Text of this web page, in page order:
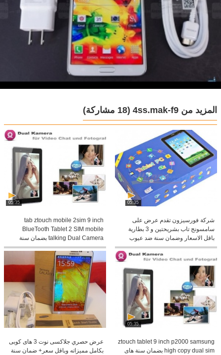
المزيد من 4ss.mak-f9 (18 مشاركة)
05:35
شركة فورسيزون تقدم عرض على
سامسونج تاب بشريحتين و 3 بطارية
باقل الاسعار وضمان سنة ضد عيوب
الصناعة
05:35
tab ztouch mobile 2sim 9 inch
BlueTooth Tablet 2 SIM mobile
talking Dual Camera بضمان سنة
05:35
ztouch tablet 9 inch p2000 samsung
high copy dual sim بضمان سنة هاى
عرض حصري جلاكسى نوت 3 هاى كوبى
بكامل مميزاته وباقل سعر+ ضمان سنة